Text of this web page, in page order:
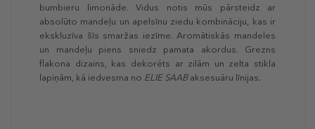
bumbieru limonāde. Vidus notis mūs pārsteidz ar
absolūto mandeļu un apelsīnu ziedu kombināciju, kas ir
ekskluzīva šīs smaržas iezīme. Aromātiskās mandeles
un mandeļu piens sniedz pamata akordus. Grezns
flakona dizains, kas dekorēts ar zilām un zelta stikla
lapiņām, kā iedvesma no ELIE SAABaksesuāru līnijas.